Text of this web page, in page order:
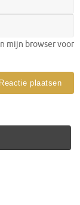
mijn browser voor